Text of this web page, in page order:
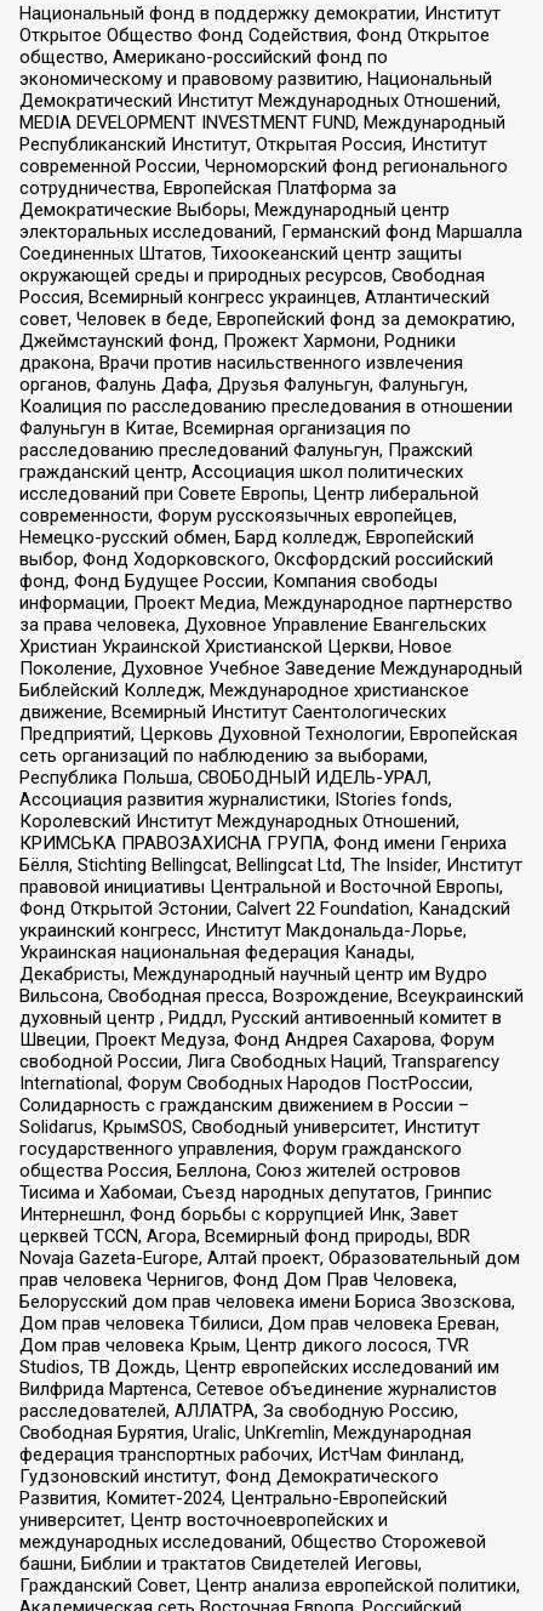
Национальный фонд в поддержку демократии, Институт
Открытое Общество Фонд Содействия, Фонд Открытое
общество, Американо-российский фонд по
экономическому и правовому развитию, Национальный
Демократический Институт Международных Отношений,
MEDIA DEVELOPMENT INVESTMENT FUND, Международный
Республиканский Институт, Открытая Россия, Институт
современной России, Черноморский фонд регионального
сотрудничества, Европейская Платформа за
Демократические Выборы, Международный центр
электоральных исследований, Германский фонд Маршалла
Соединенных Штатов, Тихоокеанский центр защиты
окружающей среды и природных ресурсов, Свободная
Россия, Всемирный конгресс украинцев, Атлантический
совет, Человек в беде, Европейский фонд за демократию,
Джеймстаунский фонд, Прожект Хармони, Родники
дракона, Врачи против насильственного извлечения
органов, Фалунь Дафа, Друзья Фалуньгун, Фалуньгун,
Коалиция по расследованию преследования в отношении
Фалуньгун в Китае, Всемирная организация по
расследованию преследований Фалуньгун, Пражский
гражданский центр, Ассоциация школ политических
исследований при Совете Европы, Центр либеральной
современности, Форум русскоязычных европейцев,
Немецко-русский обмен, Бард колледж, Европейский
выбор, Фонд Ходорковского, Оксфордский российский
фонд, Фонд Будущее России, Компания свободы
информации, Проект Медиа, Международное партнерство
за права человека, Духовное Управление Евангельских
Христиан Украинской Христианской Церкви, Новое
Поколение, Духовное Учебное Заведение Международный
Библейский Колледж, Международное христианское
движение, Всемирный Институт Саентологических
Предприятий, Церковь Духовной Технологии, Европейская
сеть организаций по наблюдению за выборами,
Республика Польша, СВОБОДНЫЙ ИДЕЛЬ-УРАЛ,
Ассоциация развития журналистики, IStories fonds,
Королевский Институт Международных Отношений,
КРИМСЬКА ПРАВОЗАХИСНА ГРУПА, Фонд имени Генриха
Бёлля, Stichting Bellingcat, Bellingcat Ltd, The Insider, Институт
правовой инициативы Центральной и Восточной Европы,
Фонд Открытой Эстонии, Calvert 22 Foundation, Канадский
украинский конгресс, Институт Макдональда-Лорье,
Украинская национальная федерация Канады,
Декабристы, Международный научный центр им Вудро
Вильсона, Свободная пресса, Возрождение, Всеукраинский
духовный центр , Риддл, Русский антивоенный комитет в
Швеции, Проект Медуза, Фонд Андрея Сахарова, Форум
свободной России, Лига Свободных Наций, Transparеncy
International, Форум Свободных Народов ПостРоссии,
Солидарность с гражданским движением в России –
Solidarus, КрымSOS, Свободный университет, Институт
государственного управления, Форум гражданского
общества Россия, Беллона, Союз жителей островов
Тисима и Хабомаи, Съезд народных депутатов, Гринпис
Интернешнл, Фонд борьбы с коррупцией Инк, Завет
церквей TCCN, Агора, Всемирный фонд природы, BDR
Novaja Gazeta-Europe, Алтай проект, Образовательный дом
прав человека Чернигов, Фонд Дом Прав Человека,
Белорусский дом прав человека имени Бориса Звозскова,
Дом прав человека Тбилиси, Дом прав человека Ереван,
Дом прав человека Крым, Центр дикого лосося, TVR
Studios, ТВ Дождь, Центр европейских исследований им
Вилфрида Мартенса, Сетевое объединение журналистов
расследователей, АЛЛАТРА, За свободную Россию,
Свободная Бурятия, Uralic, UnKremlin, Международная
федерация транспортных рабочих, ИстЧам Финланд,
Гудзоновский институт, Фонд Демократического
Развития, Комитет-2024, Центрально-Европейский
университет, Центр восточноевропейских и
международных исследований, Общество Сторожевой
башни, Библии и трактатов Свидетелей Иеговы,
Гражданский Совет, Центр анализа европейской политики,